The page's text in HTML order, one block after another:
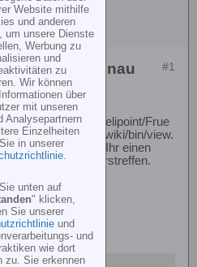
#1
in Braunau
wiki/bin/view.pl/Helipoint/Frue
www.helipoint.org/wiki/bin/view.
a] findet Ihr einen
Braunauer Frühjahrstreffen.
Website mithilfe
und anderen
um unsere Dienste
Werbung zu
und
zu
Wir können
über
mit unseren
Analysepartnern
Einzelheiten
in unserer
.
unten auf
" klicken,
Sie unserer
und
und
wie dort
zu. Sie erkennen